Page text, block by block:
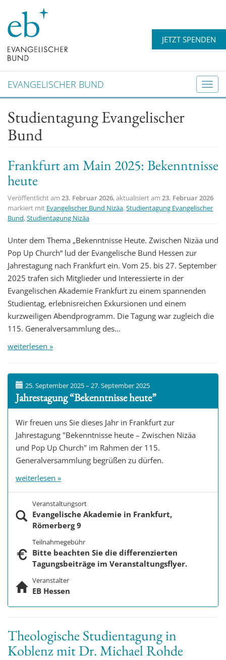
JETZT SPENDEN
T
o
n
i
g
t
o
EVANGELISCHER BUND
Studientagung Evangelischer
Bund
Frankfurt am Main 2025: Bekenntnisse
heute
Veröffentlicht am 23. Februar 2026, aktualisiert am 23. Februar 2026
markiert mit Evangelischer Bund Nizäa,Studientagung Evangelischer
Bund,Studientagung Nizäa
Unter dem Thema „Bekenntnisse Heute. Zwischen Nizäa und
Pop Up Church“ lud der Evangelische Bund Hessen zur
Jahrestagung nach Frankfurt ein. Vom 25. bis 27. September
2025 trafen sich Mitglieder und Interessierte in der
Evangelischen Akademie Frankfurt zu einem spannenden
Studientag, erlebnisreichen Exkursionen und einem
kurzweiligen Abendprogramm. Die Tagung war zugleich die
115. Generalversammlung des…
weiterlesen »
25. September 2025 – 27. September 2025
Jahrestagung “Bekenntnisse heute”
Wir freuen uns Sie dieses Jahr in Frankfurt zur
Jahrestagung "Bekenntnisse heute – Zwischen Nizäa
und Pop Up Church" im Rahmen der 115.
Generalversammlung begrüßen zu dürfen.
weiterlesen »
Veranstaltungsort
Evangelische Akademie in Frankfurt,
Römerberg 9
Teilnahmegebühr
Bitte beachten Sie die differenzierten
Tagungsbeiträge im Veranstaltungsflyer.
Veranstalter
EB Hessen
Theologische Studientagung in
Koblenz mit Dr. Michael Rohde